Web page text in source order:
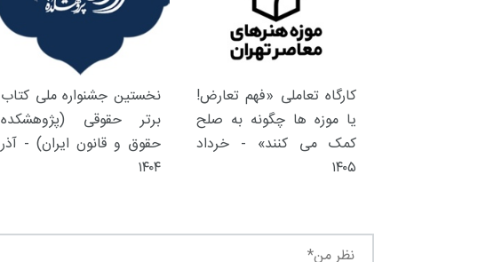
کارگاه تعاملی «فهم تعارض!
یا موزه ها چگونه به صلح
کمک می کنند» - خرداد
۱۴۰۵
نخستین جشنواره ملی کتاب
برتر حقوقی (پژوهشکده
حقوق و قانون ایران) - آذر
۱۴۰۴